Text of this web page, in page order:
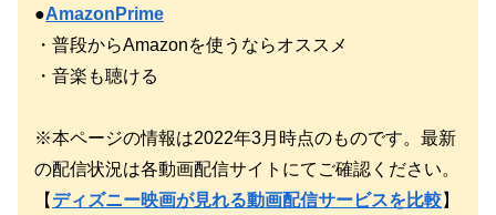
●AmazonPrime
・普段からAmazonを使うならオススメ
・音楽も聴ける
※本ページの情報は2022年3月時点のものです。最新
の配信状況は各動画配信サイトにてご確認ください。
【 ディズニー映画が見れる動画配信サービスを比較】